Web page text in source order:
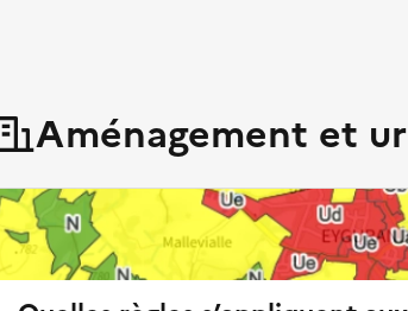
Aménagement et